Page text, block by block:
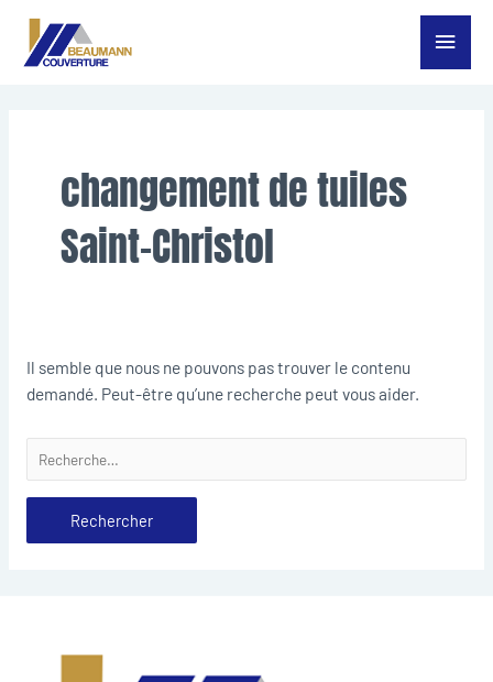
Aller
Menu
changement de tuiles
Saint-Christol
Il semble que nous ne pouvons pas trouver le contenu
demandé. Peut-être qu’une recherche peut vous aider.